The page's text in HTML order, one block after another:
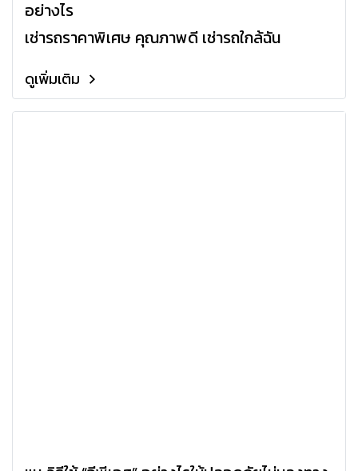
อย่างไร
เช่ารถราคาพิเศษ คุณภาพดี เช่ารถใกล้ฉัน
ดูเพิ่มเติม